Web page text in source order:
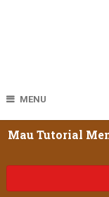
MENU
Mau Tutorial